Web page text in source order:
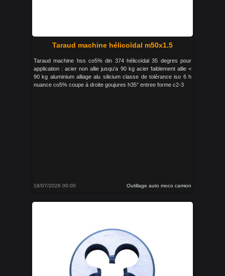
Taraud machine hélicoïdal m50x1.5
Taraud machine hss co5% din 374 hélicoïdal 35 degres pour
application : acier non allie jusqu'a 90 kg acier faiblement allie <
90 kg aluminium alliage alu silicium classe de tolérance iso 6 h
nuance co5% coupe à droite goujures h35° entree forme c2-3
18/07/2026 00:00 Outillage auto moco camion